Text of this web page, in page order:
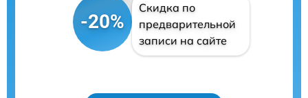
-20%
Скидка по
предварительной
записи на сайте